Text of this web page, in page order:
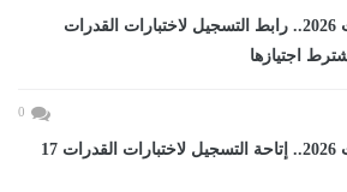
تنسيق الجامعات 2026.. رابط التسجيل لاختبارات القدرات
اجتيازها
0
تنسيق الجامعات 2026.. إتاحة التسجيل لاختبارات القدرات 17